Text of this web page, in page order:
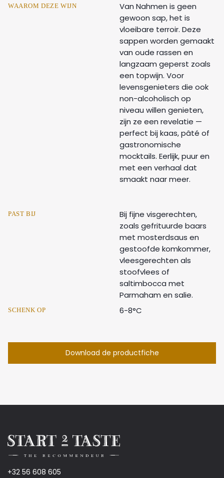
WAAROM DEZE WIJN
Van Nahmen is geen
gewoon sap, het is
vloeibare terroir. Deze
sappen worden gemaakt
van oude rassen en
langzaam geperst zoals
een topwijn. Voor
levensgenieters die ook
non-alcoholisch op
niveau willen genieten,
zijn ze een revelatie —
perfect bij kaas, pâté of
gastronomische
mocktails. Eerlijk, puur en
met een verhaal dat
smaakt naar meer.
PAST BIJ
Bij fijne visgerechten,
zoals gefrituurde baars
met mosterdsaus en
gestoofde komkommer,
vleesgerechten als
stoofvlees of
saltimbocca met
Parmaham en salie.
SCHENK OP 6-8°C
Download de productfiche
+32 56 608 605